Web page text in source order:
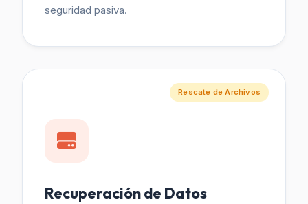
seguridad pasiva.
Rescate de Archivos
Recuperación de Datos